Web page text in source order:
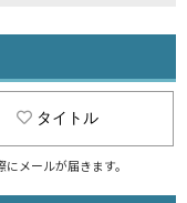
タイトル
メールが届きます。